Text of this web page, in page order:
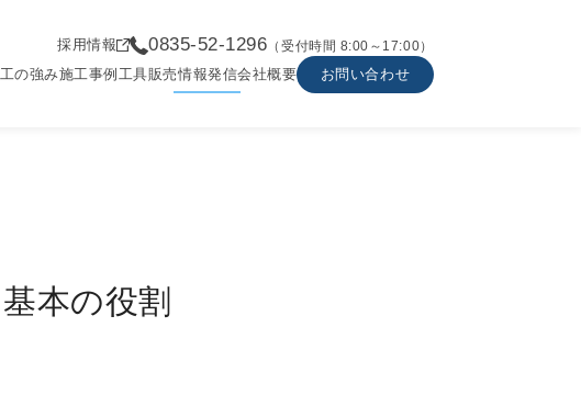
採用情報 0835-52-1296 （受付時間 8:00～17:00）
の強み施工事例 工具販売情報発信会社概要 お問い合わせ
本の役割